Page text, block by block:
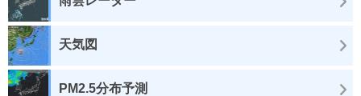
天気図
PM2.5分布予測